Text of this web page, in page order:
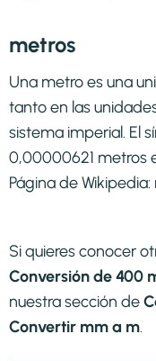
metros
Una metro es una
tanto en las
sistema imperial. El
0,00000621 metros
Página de Wikipedia:
Si quieres conocer
Conversión de 400
nuestra sección de
Convertir mm a m.